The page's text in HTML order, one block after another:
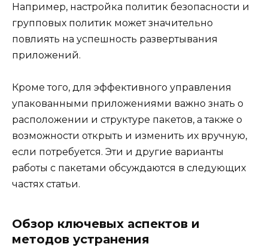
Например, настройка политик безопасности и
групповых политик может значительно
повлиять на успешность развертывания
приложений.
Кроме того, для эффективного управления
упакованными приложениями важно знать о
расположении и структуре пакетов, а также о
возможности открыть и изменить их вручную,
если потребуется. Эти и другие варианты
работы с пакетами обсуждаются в следующих
частях статьи.
Обзор ключевых аспектов и
методов устранения